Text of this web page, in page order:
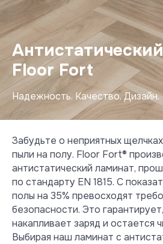
Floor Fort
Надежность. Качество. Дизайн.
Забудьте о неприятных
пыли на полу. Floor Fort®
антистатический ламинат,
по стандарту EN 1815. С
полы на 35% превосходят
безопасности. Это
накапливает заряд и остается
Выбирая наш ламинат с